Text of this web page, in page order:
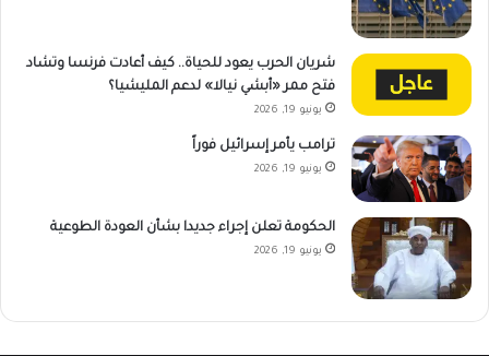
شريان الحرب يعود للحياة.. كيف أعادت فرنسا وتشاد
فتح ممر «أبشي نيالا» لدعم المليشيا؟
يونيو 19, 2026
ترامب يأمر إسرائيل فوراً
يونيو 19, 2026
الحكومة تعلن إجراء جديدا بشأن العودة الطوعية
يونيو 19, 2026